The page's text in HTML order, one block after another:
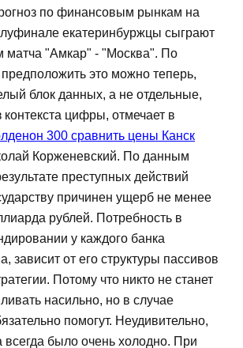
по финансовым рынкам на
екатеринбуржцы сыграют
матча "Амкар" - "Москва". По
это можно теперь,
блок данных, а не отдельные,
цифры, отмечает в
300 сравнить цены Канск
Корженевский. По данным
преступных действий
причинен ущерб не менее
рублей. Потребность в
у каждого банка
зависит от его структуры пассивов
Потому что никто не станет
насильно, но в случае
помогут. Неудивительно,
всегда было очень холодно. При